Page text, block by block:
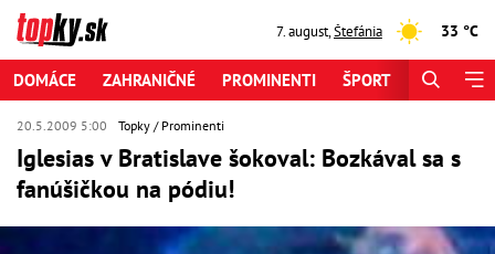
7. august,Štefánia 33 °C
DOMÁCE ZAHRANIČNÉ PROMINENTI ŠPORT
20.5.2009 5:00 Topky Prominenti
Iglesias v Bratislave šokoval: Bozkával sa s
fanúšičkou na pódiu!